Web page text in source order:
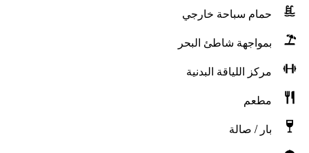
حمام سباحة خارجي
بمواجهة شاطئ البحر
مركز اللياقة البدنية
مطعم
بار / صالة